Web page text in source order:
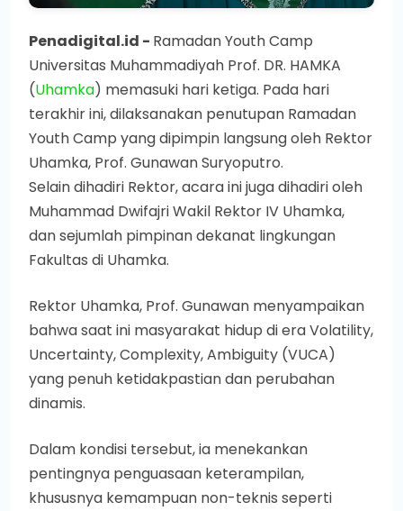
Penadigital.id - Ramadan Youth Camp
Universitas Muhammadiyah Prof. DR. HAMKA
(Uhamka) memasuki hari ketiga. Pada hari
terakhir ini, dilaksanakan penutupan Ramadan
Youth Camp yang dipimpin langsung oleh Rektor
Uhamka, Prof. Gunawan Suryoputro.
Selain dihadiri Rektor, acara ini juga dihadiri oleh
Muhammad Dwifajri Wakil Rektor IV Uhamka,
dan sejumlah pimpinan dekanat lingkungan
Fakultas di Uhamka.
Rektor Uhamka, Prof. Gunawan menyampaikan
bahwa saat ini masyarakat hidup di era Volatility,
Uncertainty, Complexity, Ambiguity (VUCA)
yang penuh ketidakpastian dan perubahan
dinamis.
Dalam kondisi tersebut, ia menekankan
pentingnya penguasaan keterampilan,
khususnya kemampuan non-teknis seperti